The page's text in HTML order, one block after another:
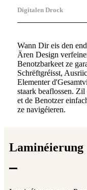
Digitalen Drock
Wann Dir eis den
Ären Design
Benotzbarkeet ze
Schrëftgréisst,
Elementer
staark beaflossen.
et de Benotzer
ze navigéieren.
Laminéierung